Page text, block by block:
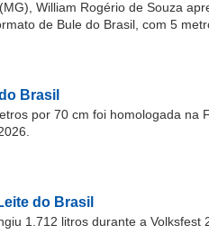
William Rogério de Souza
de Bule do Brasil, com 5
Brasil
por 70 cm foi homologada na
do Brasil
1.712 litros durante a Volksfest